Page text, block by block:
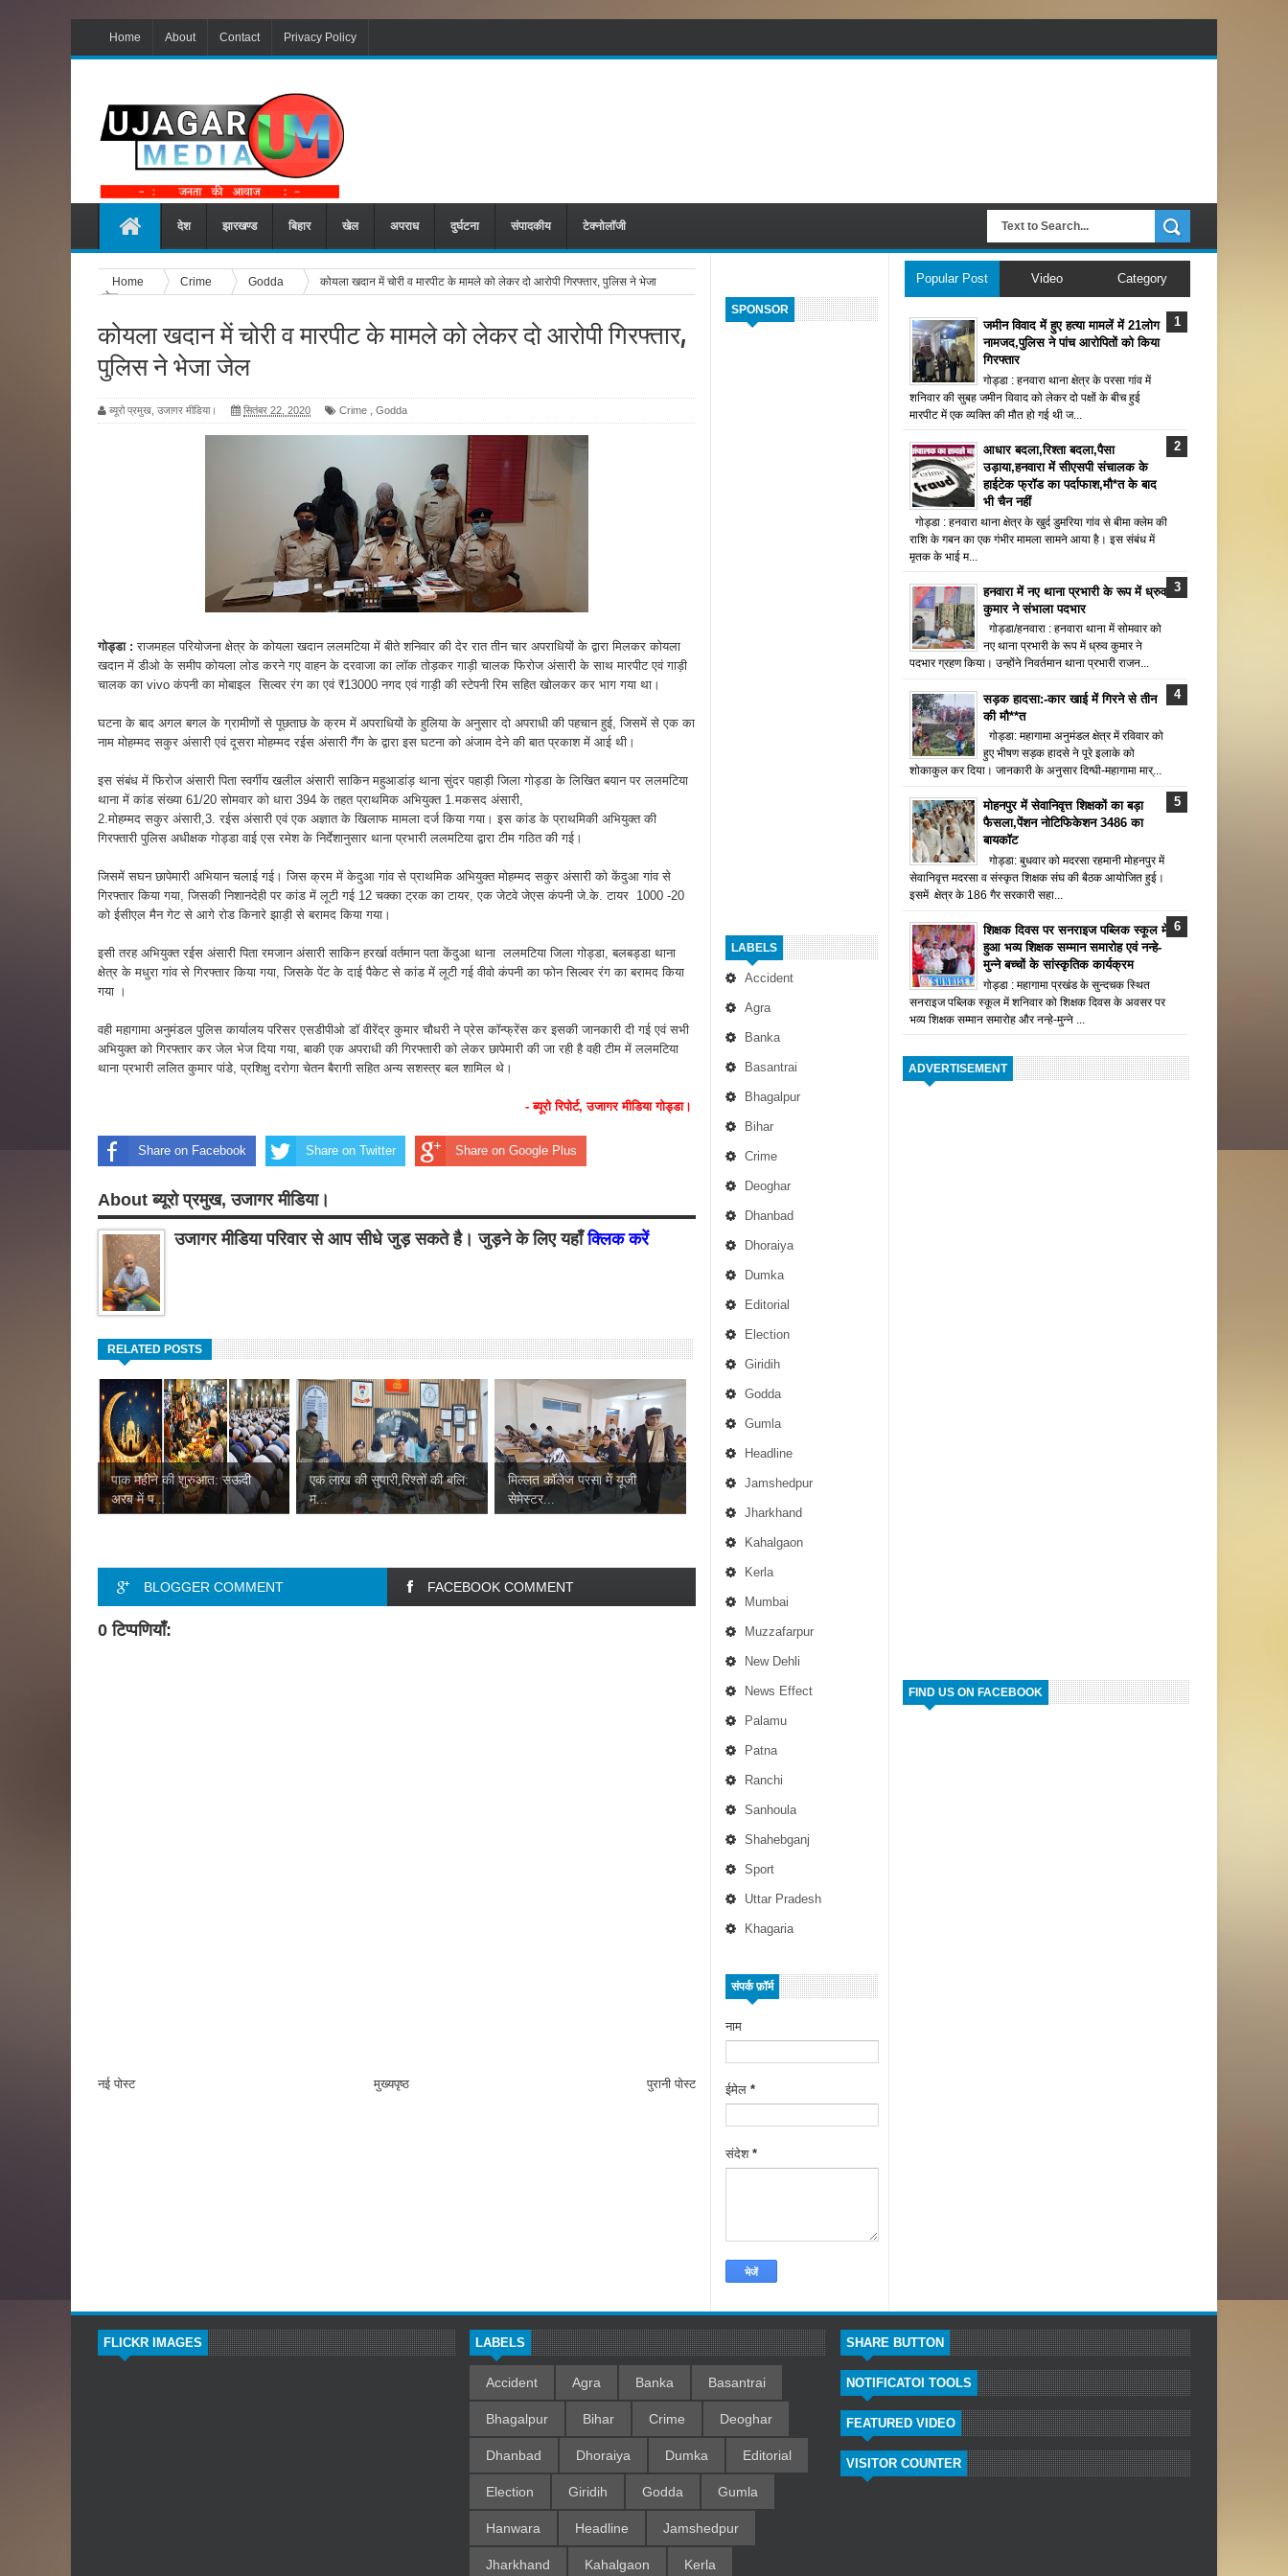
Home About Contact Privacy Policy
देश झारखण्ड बिहार खेल अपराध दुर्घटना संपादकीय टेक्नोलॉजी
SPONSOR
LABELS
Accident
Agra
Banka
Basantrai
Bhagalpur
Bihar
Crime
Deoghar
Dhanbad
Dhoraiya
Dumka
Editorial
Election
Giridih
Godda
Gumla
Headline
Jamshedpur
Jharkhand
Kahalgaon
Kerla
Mumbai
Muzzafarpur
New Dehli
News Effect
Palamu
Patna
Ranchi
Sanhoula
Shahebganj
Sport
Uttar Pradesh
Khagaria
संपर्क फ़ॉर्म
नाम
ईमेल *
संदेश *
Home Crime Godda
कोयला खदान में चोरी व मारपीट के मामले को लेकर दो आरोपी गिरफ्तार, पुलिस ने भेजा
जेल
कोयला खदान में चोरी व मारपीट के मामले को लेकर दो आरोपी गिरफ्तार,
पुलिस ने भेजा जेल
ब्यूरो प्रमुख, उजागर मीडिया। सितंबर 22, 2020 Crime Godda
गोड्डा : राजमहल परियोजना क्षेत्र के कोयला खदान ललमटिया में बीते शनिवार की देर रात तीन चार अपराधियों के द्वारा मिलकर कोयला
खदान में डीओ के समीप कोयला लोड करने गए वाहन के दरवाजा का लॉक तोड़कर गाड़ी चालक फिरोज अंसारी के साथ मारपीट एवं गाड़ी
चालक का vivo कंपनी का मोबाइल सिल्वर रंग का एवं ₹13000 नगद एवं गाड़ी की स्टेपनी रिम सहित खोलकर कर भाग गया था।
घटना के बाद अगल बगल के ग्रामीणों से पूछताछ के क्रम में अपराधियों के हुलिया के अनुसार दो अपराधी की पहचान हुई, जिसमें से एक का
नाम मोहम्मद सकुर अंसारी एवं दूसरा मोहम्मद रईस अंसारी गैंग के द्वारा इस घटना को अंजाम देने की बात प्रकाश में आई थी।
इस संबंध में फिरोज अंसारी पिता स्वर्गीय खलील अंसारी साकिन महुआडांड़ थाना सुंदर पहाड़ी जिला गोड्डा के लिखित बयान पर ललमटिया
थाना में कांड संख्या 61/20 सोमवार को धारा 394 के तहत प्राथमिक अभियुक्त 1.मकसद अंसारी,
2.मोहम्मद सकुर अंसारी,3. रईस अंसारी एवं एक अज्ञात के खिलाफ मामला दर्ज किया गया। इस कांड के प्राथमिकी अभियुक्त की
गिरफ्तारी पुलिस अधीक्षक गोड्डा वाई एस रमेश के निर्देशानुसार थाना प्रभारी ललमटिया द्वारा टीम गठित की गई।
जिसमें सघन छापेमारी अभियान चलाई गई। जिस क्रम में केदुआ गांव से प्राथमिक अभियुक्त मोहम्मद सकुर अंसारी को केंदुआ गांव से
गिरफ्तार किया गया, जिसकी निशानदेही पर कांड में लूटी गई 12 चक्का ट्रक का टायर, एक जेटवे जेएस कंपनी जे.के. टायर 1000 -20
को ईसीएल मैन गेट से आगे रोड किनारे झाड़ी से बरामद किया गया।
इसी तरह अभियुक्त रईस अंसारी पिता रमजान अंसारी साकिन हरर्खा वर्तमान पता केंदुआ थाना ललमटिया जिला गोड्डा, बलबड्डा थाना
क्षेत्र के मधुरा गांव से गिरफ्तार किया गया, जिसके पेंट के दाई पैकेट से कांड में लूटी गई वीवो कंपनी का फोन सिल्वर रंग का बरामद किया
गया ।
वही महागामा अनुमंडल पुलिस कार्यालय परिसर एसडीपीओ डॉ वीरेंद्र कुमार चौधरी ने प्रेस कॉन्फ्रेंस कर इसकी जानकारी दी गई एवं सभी
अभियुक्त को गिरफ्तार कर जेल भेज दिया गया, बाकी एक अपराधी की गिरफ्तारी को लेकर छापेमारी की जा रही है वही टीम में ललमटिया
थाना प्रभारी ललित कुमार पांडे, प्रशिक्षु दरोगा चेतन बैरागी सहित अन्य सशस्त्र बल शामिल थे।
- ब्यूरो रिपोर्ट, उजागर मीडिया गोड्डा।
Share on Facebook Share on Twitter Share on Google Plus
About ब्यूरो प्रमुख, उजागर मीडिया।
उजागर मीडिया परिवार से आप सीधे जुड़ सकते है। जुड़ने के लिए यहाँक्लिक करें
RELATED POSTS
पाक महीने की शुरुआत: सऊदी
अरब में प...
एक लाख की सुपारी,रिश्तों की बलि:
म...
मिल्लत कॉलेज परसा में यूजी
सेमेस्टर...
BLOGGER COMMENT FACEBOOK COMMENT
0 टिप्पणियाँ:
नई पोस्ट पुरानी पोस्ट
मुख्यपृष्ठ
Popular Post Video Category
जमीन विवाद में हुए हत्या मामलें में 21लोग
नामजद,पुलिस ने पांच आरोपितों को किया
गिरफ्तार
गोड्डा : हनवारा थाना क्षेत्र के परसा गांव में
शनिवार की सुबह जमीन विवाद को लेकर दो पक्षों के बीच हुई
मारपीट में एक व्यक्ति की मौत हो गई थी ज...
आधार बदला,रिश्ता बदला,पैसा
उड़ाया,हनवारा में सीएसपी संचालक के
हाईटेक फ्रॉड का पर्दाफाश,मौ*त के बाद
भी चैन नहीं
गोड्डा : हनवारा थाना क्षेत्र के खुर्द डुमरिया गांव से बीमा क्लेम की
राशि के गबन का एक गंभीर मामला सामने आया है। इस संबंध में
मृतक के भाई म...
हनवारा में नए थाना प्रभारी के रूप में ध्रुव
कुमार ने संभाला पदभार
गोड्डा/हनवारा : हनवारा थाना में सोमवार को
नए थाना प्रभारी के रूप में ध्रुव कुमार ने
पदभार ग्रहण किया। उन्होंने निवर्तमान थाना प्रभारी राजन...
सड़क हादसा:-कार खाई में गिरने से तीन
की मौ**त
गोड्डा: महागामा अनुमंडल क्षेत्र में रविवार को
हुए भीषण सड़क हादसे ने पूरे इलाके को
शोकाकुल कर दिया। जानकारी के अनुसार दिग्घी-महागामा मार्...
मोहनपुर में सेवानिवृत्त शिक्षकों का बड़ा
फैसला,पेंशन नोटिफिकेशन 3486 का
बायकॉट
गोड्डा: बुधवार को मदरसा रहमानी मोहनपुर में
सेवानिवृत्त मदरसा व संस्कृत शिक्षक संघ की बैठक आयोजित हुई।
इसमें क्षेत्र के 186 गैर सरकारी सहा...
शिक्षक दिवस पर सनराइज पब्लिक स्कूल में
हुआ भव्य शिक्षक सम्मान समारोह एवं नन्हे-
मुन्ने बच्चों के सांस्कृतिक कार्यक्रम
गोड्डा : महागामा प्रखंड के सुन्दचक स्थित
सनराइज पब्लिक स्कूल में शनिवार को शिक्षक दिवस के अवसर पर
भव्य शिक्षक सम्मान समारोह और नन्हे-मुन्ने ...
ADVERTISEMENT
FIND US ON FACEBOOK
FLICKR IMAGES LABELS
Accident Agra Banka Basantrai
Bhagalpur Bihar Crime Deoghar
Dhanbad Dhoraiya Dumka Editorial
Election Giridih Godda Gumla
Hanwara Headline Jamshedpur
Jharkhand Kahalgaon Kerla
SHARE BUTTON
NOTIFICATOI TOOLS
FEATURED VIDEO
VISITOR COUNTER